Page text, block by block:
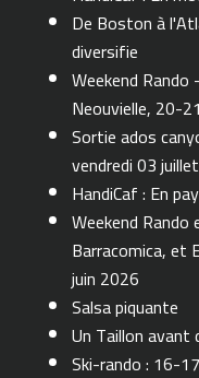
De Boston à
diversifie
Weekend
Neouvielle, 20-
Sortie ados
vendredi 03
HandiCaf : En
Weekend
Barracomica, et
juin 2026
Salsa piquante
Un Taillon avant
Ski-rando : 16-